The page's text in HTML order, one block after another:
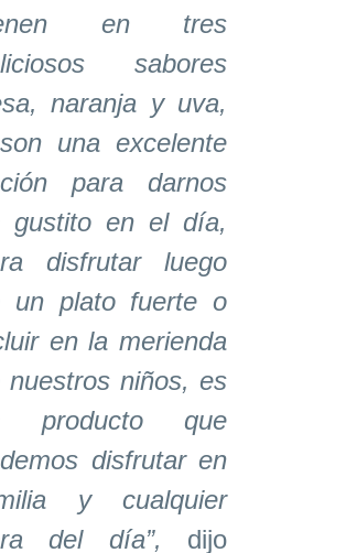
en tres
sabores
naranja y uva,
una excelente
para darnos
gustito en el día,
disfrutar luego
un plato fuerte o
en la merienda
nuestros niños, es
producto que
disfrutar en
y cualquier
del día”, dijo